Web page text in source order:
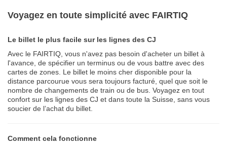
Voyagez en toute simplicité avec FAIRTIQ
Le billet le plus facile sur les lignes des CJ
Avec le FAIRTIQ, vous n'avez pas besoin d'acheter un billet à
l'avance, de spécifier un terminus ou de vous battre avec des
cartes de zones. Le billet le moins cher disponible pour la
distance parcourue vous sera toujours facturé, quel que soit le
nombre de changements de train ou de bus. Voyagez en tout
confort sur les lignes des CJ et dans toute la Suisse, sans vous
soucier de l’achat du billet.
Comment cela fonctionne